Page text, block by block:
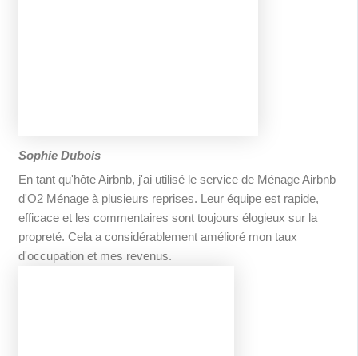
Sophie Dubois
En tant qu'hôte Airbnb, j'ai utilisé le service de Ménage Airbnb
d'O2 Ménage à plusieurs reprises. Leur équipe est rapide,
efficace et les commentaires sont toujours élogieux sur la
propreté. Cela a considérablement amélioré mon taux
d'occupation et mes revenus.